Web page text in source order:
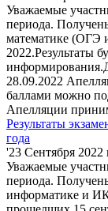
Уважаемые
периода.
математике (ОГЭ
2022.Результаты
28.09.2022
баллами можно
Апелляции
Результаты
года
'23 Сентября 2022
Уважаемые
периода.
информатике и